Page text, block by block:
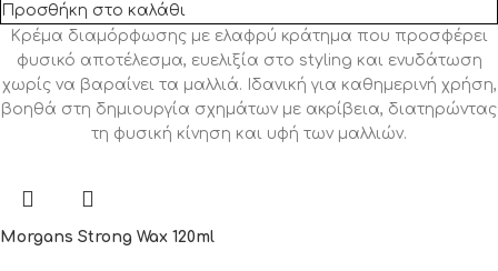
Προσθήκη στο καλάθι
Κρέμα διαμόρφωσης με ελαφρύ κράτημα που προσφέρει
φυσικό αποτέλεσμα, ευελιξία στο styling και ενυδάτωση
χωρίς να βαραίνει τα μαλλιά. Ιδανική για καθημερινή χρήση,
βοηθά στη δημιουργία σχημάτων με ακρίβεια, διατηρώντας
τη φυσική κίνηση και υφή των μαλλιών.
Morgans Strong Wax 120ml